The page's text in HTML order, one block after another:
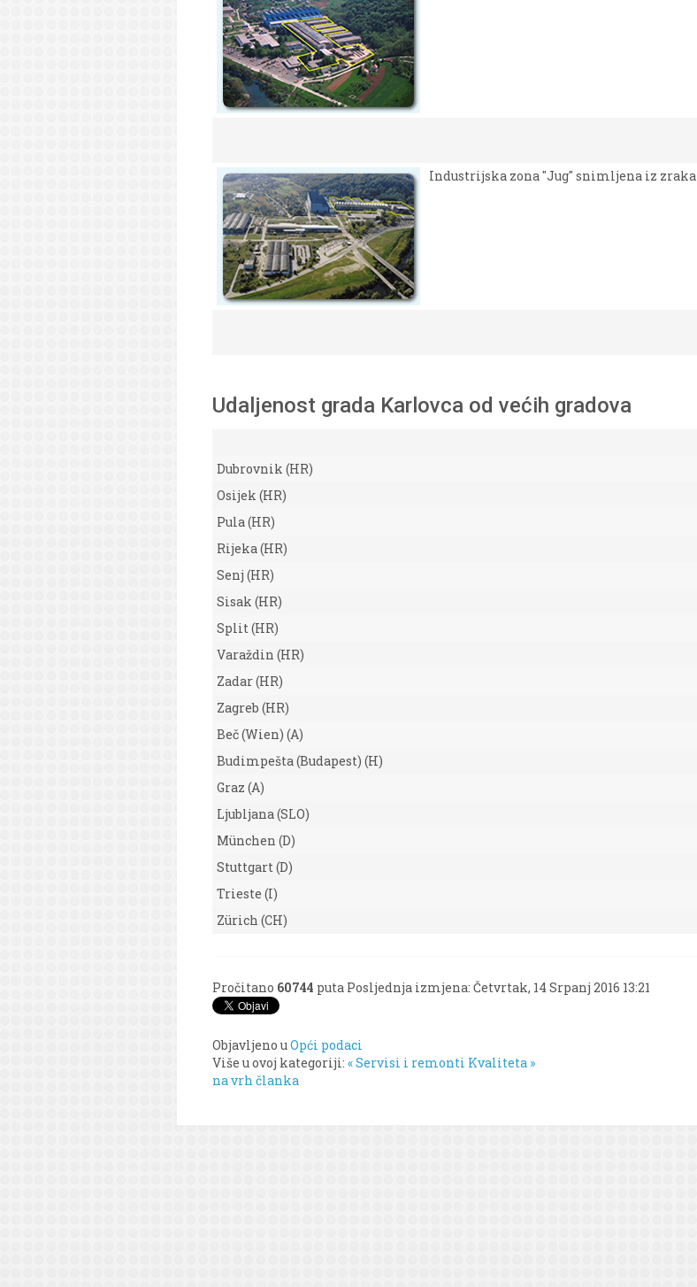
Industrijska zona "Jug" snimljena iz zraka
Udaljenost grada Karlovca od većih gradova
Dubrovnik (HR)
Osijek (HR)
Pula (HR)
Rijeka (HR)
Senj (HR)
Sisak (HR)
Split (HR)
Varaždin (HR)
Zadar (HR)
Zagreb (HR)
Beč (Wien) (A)
Budimpešta (Budapest) (H)
Graz (A)
Ljubljana (SLO)
München (D)
Stuttgart (D)
Trieste (I)
Zürich (CH)
Pročitano 60744 puta Posljednja izmjena: Četvrtak, 14 Srpanj 2016 13:21
Objavljeno uOpći podaci
Više u ovoj kategoriji: « Servisi i remonti Kvaliteta »
na vrh članka